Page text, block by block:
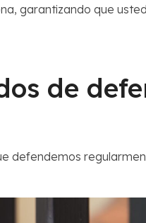
garantizando que
de
defendemos